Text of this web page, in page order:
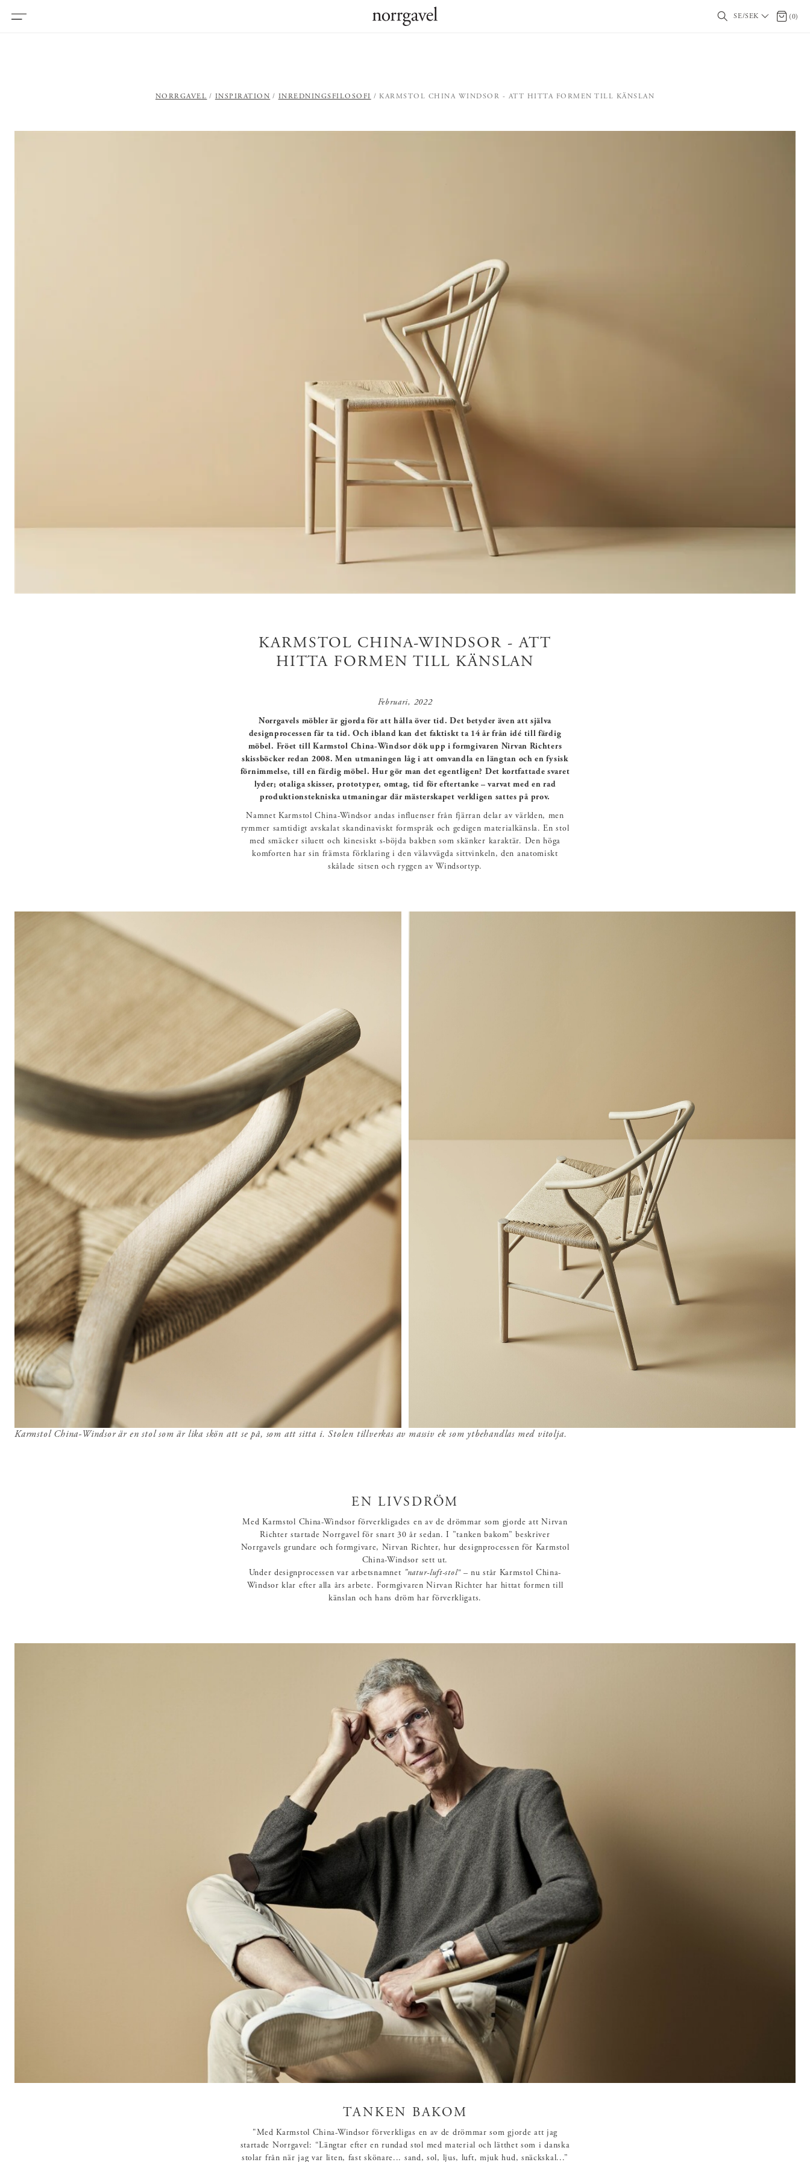
SE/SEK 0 (0)
NORRGAVEL INSPIRATION INREDNINGSFILOSOFI KARMSTOL CHINA WINDSOR - ATT HITTA FORMEN TILL KÄNSLAN
KARMSTOL CHINA-WINDSOR - ATT
HITTA FORMEN TILL KÄNSLAN
Februari, 2022
Norrgavels möbler är gjorda för att hålla över tid. Det betyder även att själva
designprocessen får ta tid. Och ibland kan det faktiskt ta 14 år från idé till färdig
möbel. Fröet till Karmstol China-Windsor dök upp i formgivaren Nirvan Richters
skissböcker redan 2008. Men utmaningen låg i att omvandla en längtan och en fysisk
förnimmelse, till en färdig möbel. Hur gör man det egentligen? Det kortfattade svaret
lyder; otaliga skisser, prototyper, omtag, tid för eftertanke – varvat med en rad
produktionstekniska utmaningar där mästerskapet verkligen sattes på prov.
Namnet Karmstol China-Windsor andas influenser från fjärran delar av världen, men
rymmer samtidigt avskalat skandinaviskt formspråk och gedigen materialkänsla. En stol
med smäcker siluett och kinesiskt s-böjda bakben som skänker karaktär. Den höga
komforten har sin främsta förklaring i den välavvägda sittvinkeln, den anatomiskt
skålade sitsen och ryggen av Windsortyp.
Karmstol China-Windsor är en stol som är lika skön att se på, som att sitta i. Stolen tillverkas av massiv ek som ytbehandlas med vitolja.
EN LIVSDRÖM
Med Karmstol China-Windsor förverkligades en av de drömmar som gjorde att Nirvan
Richter startade Norrgavel för snart 30 år sedan. I ”tanken bakom” beskriver
Norrgavels grundare och formgivare, Nirvan Richter, hur designprocessen för Karmstol
China-Windsor sett ut.
Under designprocessen var arbetsnamnet ”natur-luft-stol" – nu står Karmstol China-
Windsor klar efter alla års arbete. Formgivaren Nirvan Richter har hittat formen till
känslan och hans dröm har förverkligats.
TANKEN BAKOM
"Med Karmstol China-Windsor förverkligas en av de drömmar som gjorde att jag
startade Norrgavel: “Längtar efter en rundad stol med material och lätthet som i danska
stolar från när jag var liten, fast skönare... sand, sol, ljus, luft, mjuk hud, snäckskal...”